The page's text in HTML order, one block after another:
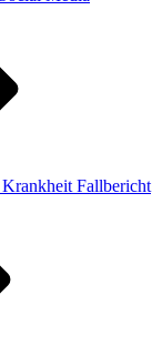
Krankheit Fallbericht